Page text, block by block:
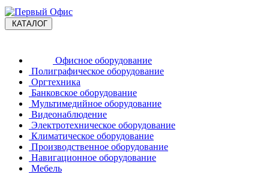
КАТАЛОГ
Офисное оборудование
Полиграфическое оборудование
Оргтехника
Банковское оборудование
Мультимедийное оборудование
Видеонаблюдение
Электротехническое оборудование
Климатическое оборудование
Производственное оборудование
Навигационное оборудование
Мебель